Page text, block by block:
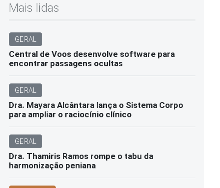
Mais lidas
GERAL
Central de Voos desenvolve software para
encontrar passagens ocultas
GERAL
Dra. Mayara Alcântara lança o Sistema Corpo
para ampliar o raciocínio clínico
GERAL
Dra. Thamiris Ramos rompe o tabu da
harmonização peniana